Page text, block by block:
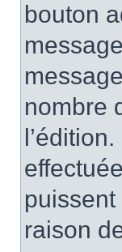
bouton
nombre
raison